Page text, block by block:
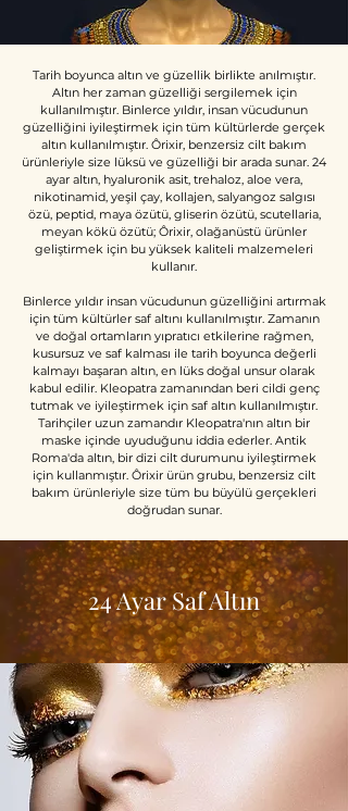
Tarih boyunca altın ve güzellik birlikte anılmıştır.
Altın her zaman güzelliği sergilemek için
kullanılmıştır. Binlerce yıldır, insan vücudunun
güzelliğini iyileştirmek için tüm kültürlerde gerçek
altın kullanılmıştır. Ôrixir, benzersiz cilt bakım
ürünleriyle size lüksü ve güzelliği bir arada sunar. 24
ayar altın, hyaluronik asit, trehaloz, aloe vera,
nikotinamid, yeşil çay, kollajen, salyangoz salgısı
özü, peptid, maya özütü, gliserin özütü, scutellaria,
meyan kökü özütü; Ôrixir, olağanüstü ürünler
geliştirmek için bu yüksek kaliteli malzemeleri
kullanır.
Binlerce yıldır insan vücudunun güzelliğini artırmak
için tüm kültürler saf altını kullanılmıştır. Zamanın
ve doğal ortamların yıpratıcı etkilerine rağmen,
kusursuz ve saf kalması ile tarih boyunca değerli
kalmayı başaran altın, en lüks doğal unsur olarak
kabul edilir. Kleopatra zamanından beri cildi genç
tutmak ve iyileştirmek için saf altın kullanılmıştır.
Tarihçiler uzun zamandır Kleopatra'nın altın bir
maske içinde uyuduğunu iddia ederler. Antik
Roma'da altın, bir dizi cilt durumunu iyileştirmek
için kullanmıştır. Ôrixir ürün grubu, benzersiz cilt
bakım ürünleriyle size tüm bu büyülü gerçekleri
doğrudan sunar.
24 Ayar Saf Altın